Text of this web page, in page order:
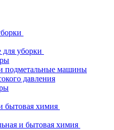
уборки
подметальные машины
давления
бытовая химия
и бытовая химия